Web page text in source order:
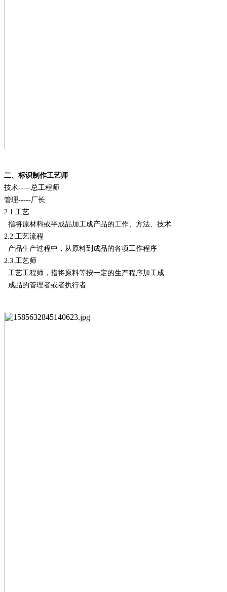
二、标识制作工艺师
技术-----总工程师
管理-----厂长
2.1. 工艺
指将原材料或半成品加工成产品的工作、方法、技术
2.2. 工艺流程
产品生产过程中，从原料到成品的各项工作程序
2.3. 工艺师
工艺工程师，指将原料等按一定的生产程序加工成
成品的管理者或者执行者